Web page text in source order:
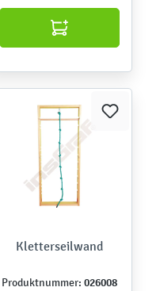
Kletterseilwand
Produktnummer: 026008